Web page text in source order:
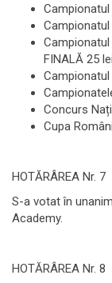
Campionatul
Campionatul
Campionatul
FINALĂ 25
Concurs
Cupa
HOTĂRÂREA Nr. 7
S-a votat în
Academy.
HOTĂRÂREA Nr. 8